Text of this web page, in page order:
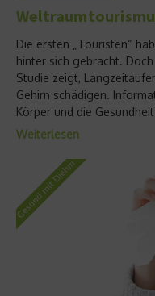
Die ersten „Touristen“
hinter sich gebracht.
Studie zeigt,
Gehirn schädigen.
Körper und die
Weiterlesen